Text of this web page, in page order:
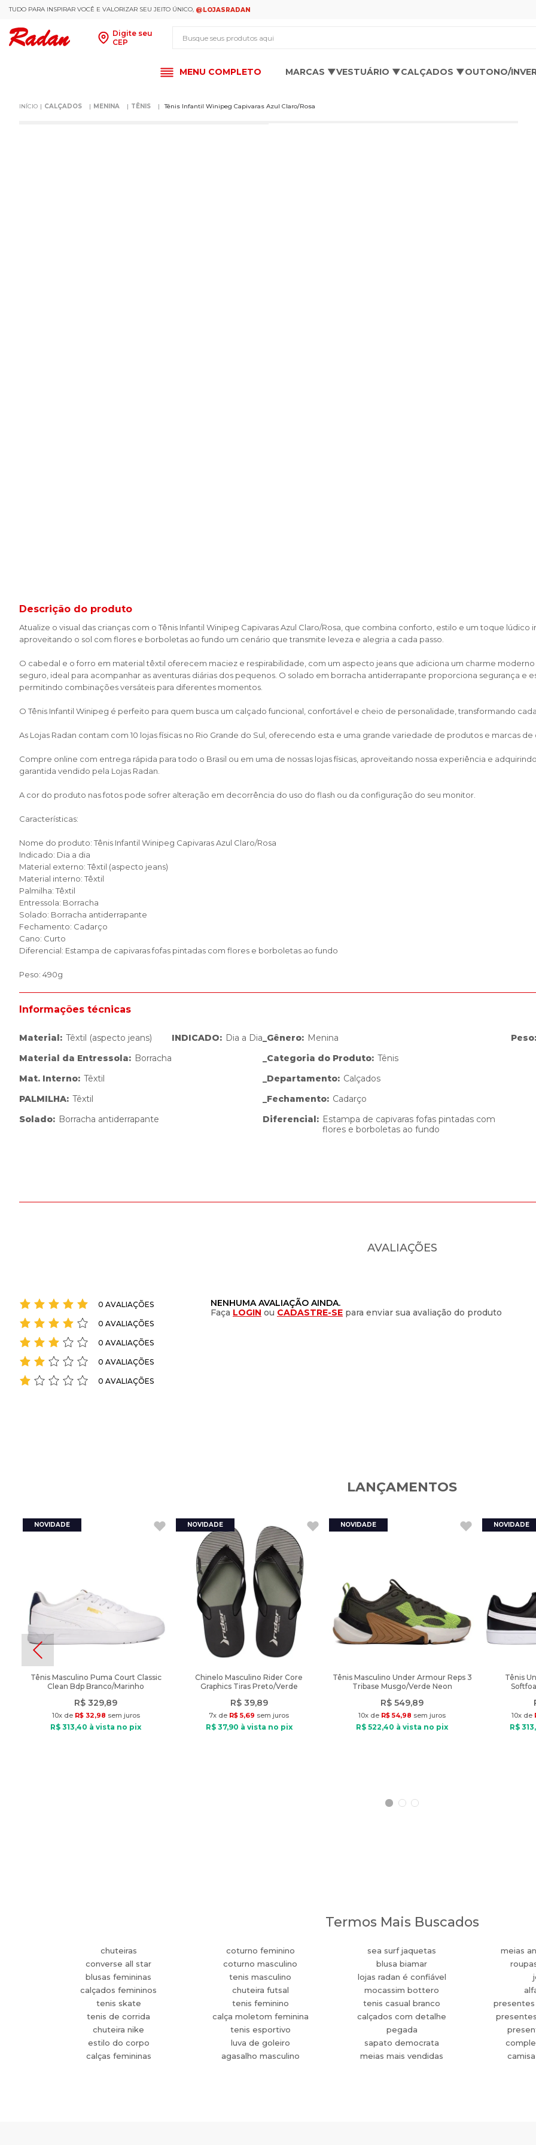
TUDO PARA INSPIRAR VOCÊ E VALORIZAR SEU JEITO ÚNICO, @LOJASRADAN
Digite seu
CEP
MENU COMPLETO MARCAS ▼VESTUÁRIO ▼CALÇADOS ▼OUTONO/
CALÇADOS MENINA TÊNIS Tênis Infantil Winipeg Capivaras Azul Claro/Rosa
Descrição do produto
Atualize o visual das crianças com o Tênis Infantil Winipeg Capivaras Azul Claro/Rosa, que combina conforto, estilo e um toque lúdico
aproveitando o sol com flores e borboletas ao fundo um cenário que transmite leveza e alegria a cada passo.
O cabedal e o forro em material têxtil oferecem maciez e respirabilidade, com um aspecto jeans que adiciona um charme
seguro, ideal para acompanhar as aventuras diárias dos pequenos. O solado em borracha antiderrapante proporciona segurança e
permitindo combinações versáteis para diferentes momentos.
O Tênis Infantil Winipeg é perfeito para quem busca um calçado funcional, confortável e cheio de personalidade, transformando
As Lojas Radan contam com 10 lojas físicas no Rio Grande do Sul, oferecendo esta e uma grande variedade de produtos e marcas
Compre online com entrega rápida para todo o Brasil ou em uma de nossas lojas físicas, aproveitando nossa experiência e
garantida vendido pela Lojas Radan.
A cor do produto nas fotos pode sofrer alteração em decorrência do uso do flash ou da configuração do seu monitor.
Características:
Nome do produto: Tênis Infantil Winipeg Capivaras Azul Claro/Rosa
Indicado: Dia a dia
Material externo: Têxtil (aspecto jeans)
Material interno: Têxtil
Palmilha: Têxtil
Entressola: Borracha
Solado: Borracha antiderrapante
Fechamento: Cadarço
Cano: Curto
Diferencial: Estampa de capivaras fofas pintadas com flores e borboletas ao fundo
Peso: 490g
Informações técnicas
Material: Têxtil (aspecto jeans)
Material da Entressola: Borracha
Mat. Interno: Têxtil
PALMILHA: Têxtil
Solado: Borracha antiderrapante
INDICADO: Dia a Dia _Gênero: Menina
_Categoria do Produto: Tênis
_Departamento: Calçados
_Fechamento: Cadarço
Diferencial: Estampa de capivaras fofas pintadas com
flores e borboletas ao fundo
Peso:
AVALIAÇÕES
0 AVALIAÇÕES
0 AVALIAÇÕES
0 AVALIAÇÕES
0 AVALIAÇÕES
0 AVALIAÇÕES
NENHUMA AVALIAÇÃO AINDA.
Faça LOGIN ou CADASTRE-SE para enviar sua avaliação do produto
LANÇAMENTOS
Tênis Masculino Puma Court Classic
Clean Bdp Branco/Marinho
R$ 329,89
10x de R$ 32,98 sem juros
R$ 313,40 à vista no pix
Chinelo Masculino Rider Core
Graphics Tiras Preto/Verde
R$ 39,89
7x de R$ 5,69 sem juros
R$ 37,90 à vista no pix
Tênis Masculino Under Armour Reps 3
Tribase Musgo/Verde Neon
R$ 549,89
10x de R$ 54,98 sem juros
R$ 522,40 à vista no pix
Tênis
10x de
R$ 313,
Termos Mais Buscados
chuteiras
converse all star
blusas femininas
calçados femininos
tenis skate
tenis de corrida
chuteira nike
estilo do corpo
calças femininas
coturno feminino
coturno masculino
tenis masculino
chuteira futsal
tenis feminino
calça moletom feminina
tenis esportivo
luva de goleiro
agasalho masculino
sea surf jaquetas
blusa biamar
lojas radan é confiável
mocassim bottero
tenis casual branco
calçados com detalhe
pegada
sapato democrata
meias mais vendidas
meias
presentes